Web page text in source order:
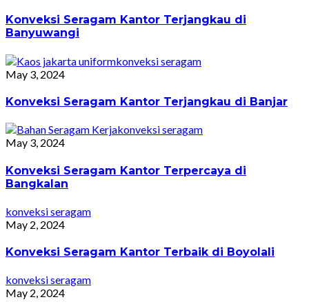
Konveksi Seragam Kantor Terjangkau di
Banyuwangi
konveksi seragam
May 3, 2024
Konveksi Seragam Kantor Terjangkau di Banjar
konveksi seragam
May 3, 2024
Konveksi Seragam Kantor Terpercaya di
Bangkalan
konveksi seragam
May 2, 2024
Konveksi Seragam Kantor Terbaik di Boyolali
konveksi seragam
May 2, 2024